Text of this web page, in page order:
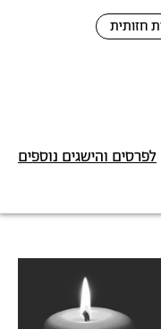
חזותית
לפרסים והישגים נוספים